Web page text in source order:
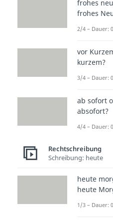
frohes
frohes
2/4 – Dauer:
vor
kurzem?
3/4 – Dauer:
ab sofort
absofort?
4/4 – Dauer:
Rechtschreibung
Schreibung: heute
heute
heute
1/3 – Dauer: